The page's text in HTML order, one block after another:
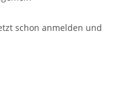
schon anmelden und